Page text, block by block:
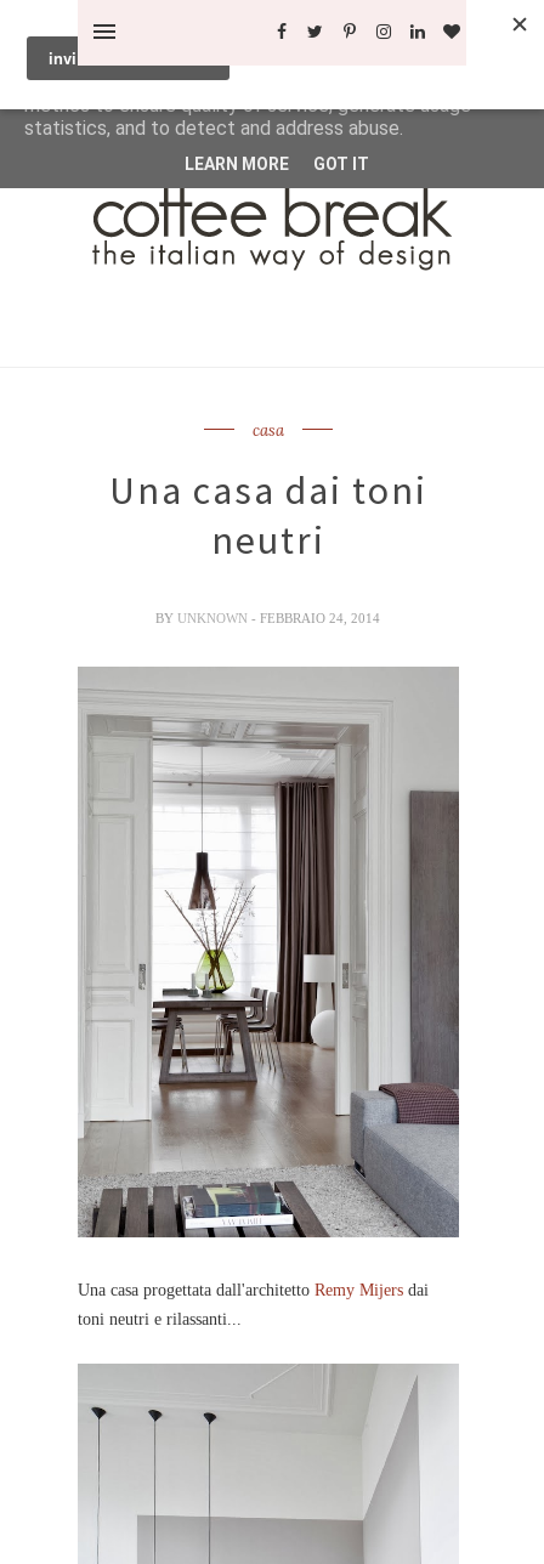
casa
Una casa dai toni
neutri
BYUNKNOWN- FEBBRAIO 24, 2014
Una casa progettata dall'architetto Remy Mijers dai
toni neutri e rilassanti...
This site uses cookies from Google to deliver its services
and to analyze traffic. Your IP address and user-agent are
shared with Google along with performance and security
metrics to ensure quality of service, generate usage
statistics, and to detect and address abuse.
LEARN MORE GOT IT